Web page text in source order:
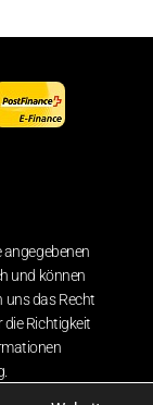
und können
uns das Recht
die Richtigkeit